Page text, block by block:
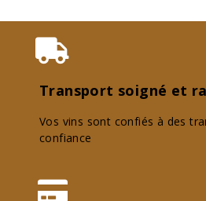
Transport soigné et
Vos vins sont confiés à des
confiance